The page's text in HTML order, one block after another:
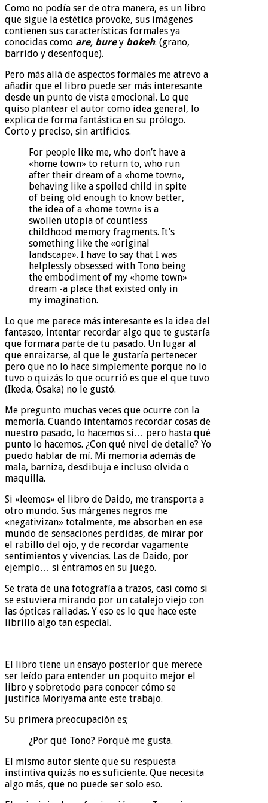
Como no podía ser de otra manera, es un libro
que sigue la estética provoke, sus imágenes
contienen sus características formales ya
conocidas como are, bure y bokeh. (grano,
barrido y desenfoque).
Pero más allá de aspectos formales me atrevo a
añadir que el libro puede ser más interesante
desde un punto de vista emocional. Lo que
quiso plantear el autor como idea general, lo
explica de forma fantástica en su prólogo.
Corto y preciso, sin artificios.
For people like me, who don’t have a
«home town» to return to, who run
after their dream of a «home town»,
behaving like a spoiled child in spite
of being old enough to know better,
the idea of a «home town» is a
swollen utopia of countless
childhood memory fragments. It’s
something like the «original
landscape». I have to say that I was
helplessly obsessed with Tono being
the embodiment of my «home town»
dream -a place that existed only in
my imagination.
Lo que me parece más interesante es la idea del
fantaseo, intentar recordar algo que te gustaría
que formara parte de tu pasado. Un lugar al
que enraizarse, al que le gustaría pertenecer
pero que no lo hace simplemente porque no lo
tuvo o quizás lo que ocurrió es que el que tuvo
(Ikeda, Osaka) no le gustó.
Me pregunto muchas veces que ocurre con la
memoria. Cuando intentamos recordar cosas de
nuestro pasado, lo hacemos si… pero hasta qué
punto lo hacemos. ¿Con qué nivel de detalle? Yo
puedo hablar de mí. Mi memoria además de
mala, barniza, desdibuja e incluso olvida o
maquilla.
Si «leemos» el libro de Daido, me transporta a
otro mundo. Sus márgenes negros me
«negativizan» totalmente, me absorben en ese
mundo de sensaciones perdidas, de mirar por
el rabillo del ojo, y de recordar vagamente
sentimientos y vivencias. Las de Daido, por
ejemplo… si entramos en su juego.
Se trata de una fotografía a trazos, casi como si
se estuviera mirando por un catalejo viejo con
las ópticas ralladas. Y eso es lo que hace este
librillo algo tan especial.
El libro tiene un ensayo posterior que merece
ser leído para entender un poquito mejor el
libro y sobretodo para conocer cómo se
justifica Moriyama ante este trabajo.
Su primera preocupación es;
¿Por qué Tono? Porqué me gusta.
El mismo autor siente que su respuesta
instintiva quizás no es suficiente. Que necesita
algo más, que no puede ser solo eso.